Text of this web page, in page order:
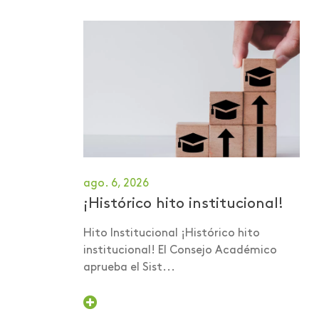
Investigaciones
Invitación a panel
Lanzamiento de
Lanzamiento programa
de acompañamiento
ago. 6, 2026
¡Histórico hito institucional!
Hito Institucional ¡Histórico hito
institucional! El Consejo Académico
aprueba el Sist...